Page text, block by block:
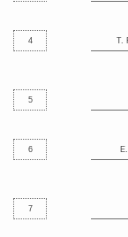
4 T.
5
6
7